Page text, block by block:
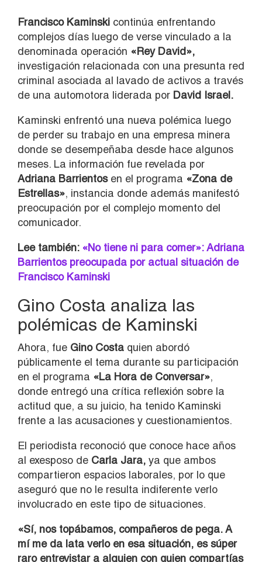
Francisco Kaminski continúa enfrentando
complejos días luego de verse vinculado a la
denominada operación «Rey David»,
investigación relacionada con una presunta red
criminal asociada al lavado de activos a través
de una automotora liderada por David Israel.
Kaminski enfrentó una nueva polémica luego
de perder su trabajo en una empresa minera
donde se desempeñaba desde hace algunos
meses. La información fue revelada por
Adriana Barrientosen el programa «Zona de
Estrellas», instancia donde además manifestó
preocupación por el complejo momento del
comunicador.
Lee también:«No tiene ni para comer»: Adriana
Barrientos preocupada por actual situación de
Francisco Kaminski
Gino Costa analiza las
polémicas de Kaminski
Ahora, fue Gino Costa quien abordó
públicamente el tema durante su participación
en el programa «La Hora de Conversar»,
donde entregó una crítica reflexión sobre la
actitud que, a su juicio, ha tenido Kaminski
frente a las acusaciones y cuestionamientos.
El periodista reconoció que conoce hace años
al exesposo de Carla Jara, ya que ambos
compartieron espacios laborales, por lo que
aseguró que no le resulta indiferente verlo
involucrado en este tipo de situaciones.
«Sí, nos topábamos, compañeros de pega. A
mí me da lata verlo en esa situación, es súper
raro entrevistar a alguien con quien compartías